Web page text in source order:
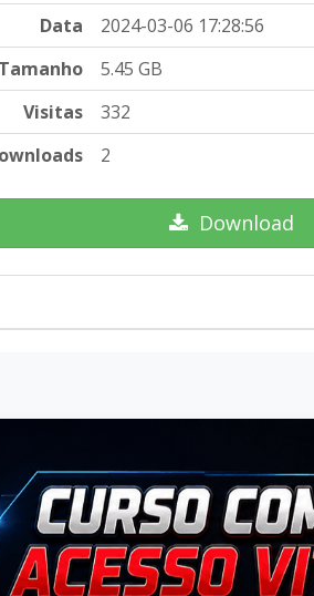
Data
2024-03-06 17:28:56
Tamanho
5.45 GB
Visitas
332
2
Download